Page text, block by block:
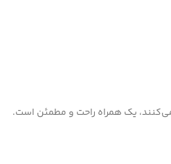
یک همراه راحت و مطمئن است.